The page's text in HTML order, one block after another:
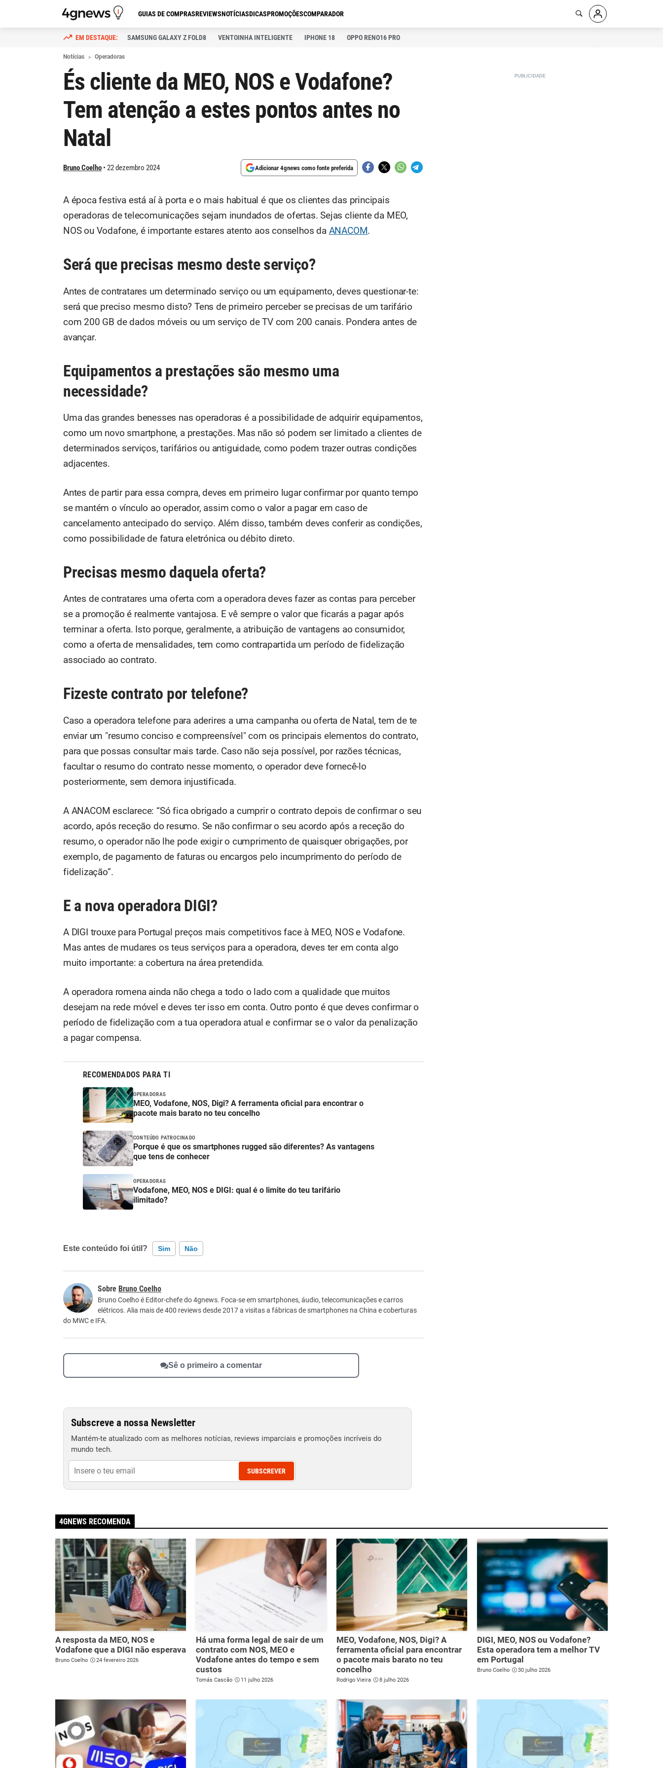
GUIAS DE COMPRASREVIEWSNOTÍCIASDICASPROMOÇÕESCOMPARADOR
SAMSUNG GALAXY Z FOLD8 VENTOINHA INTELIGENTE IPHONE 18 OPPO RENO16 PRO
Notícias Operadoras
És cliente da MEO, NOS e Vodafone?
Tem atenção a estes pontos antes no
Natal
Bruno Coelho 22 dezembro 2024 Adicionar 4gnews como fonte preferida
A época festiva está aí à porta e o mais habitual é que os clientes das principais
operadoras de telecomunicações sejam inundados de ofertas. Sejas cliente da MEO,
NOS ou Vodafone, é importante estares atento aos conselhos da ANACOM.
Será que precisas mesmo deste serviço?
Antes de contratares um determinado serviço ou um equipamento, deves questionar-te:
será que preciso mesmo disto? Tens de primeiro perceber se precisas de um tarifário
com 200 GB de dados móveis ou um serviço de TV com 200 canais. Pondera antes de
avançar.
Equipamentos a prestações são mesmo uma
necessidade?
Uma das grandes benesses nas operadoras é a possibilidade de adquirir equipamentos,
como um novo smartphone, a prestações. Mas não só podem ser limitado a clientes de
determinados serviços, tarifários ou antiguidade, como podem trazer outras condições
adjacentes.
Antes de partir para essa compra, deves em primeiro lugar confirmar por quanto tempo
se mantém o vínculo ao operador, assim como o valor a pagar em caso de
cancelamento antecipado do serviço. Além disso, também deves conferir as condições,
como possibilidade de fatura eletrónica ou débito direto.
Precisas mesmo daquela oferta?
Antes de contratares uma oferta com a operadora deves fazer as contas para perceber
se a promoção é realmente vantajosa. E vê sempre o valor que ficarás a pagar após
terminar a oferta. Isto porque, geralmente, a atribuição de vantagens ao consumidor,
como a oferta de mensalidades, tem como contrapartida um período de fidelização
associado ao contrato.
Fizeste contrato por telefone?
Caso a operadora telefone para aderires a uma campanha ou oferta de Natal, tem de te
enviar um "resumo conciso e compreensível" com os principais elementos do contrato,
para que possas consultar mais tarde. Caso não seja possível, por razões técnicas,
facultar o resumo do contrato nesse momento, o operador deve fornecê-lo
posteriormente, sem demora injustificada.
A ANACOM esclarece: “Só fica obrigado a cumprir o contrato depois de confirmar o seu
acordo, após receção do resumo. Se não confirmar o seu acordo após a receção do
resumo, o operador não lhe pode exigir o cumprimento de quaisquer obrigações, por
exemplo, de pagamento de faturas ou encargos pelo incumprimento do período de
fidelização”.
E a nova operadora DIGI?
A DIGI trouxe para Portugal preços mais competitivos face à MEO, NOS e Vodafone.
Mas antes de mudares os teus serviços para a operadora, deves ter em conta algo
muito importante: a cobertura na área pretendida.
A operadora romena ainda não chega a todo o lado com a qualidade que muitos
desejam na rede móvel e deves ter isso em conta. Outro ponto é que deves confirmar o
período de fidelização com a tua operadora atual e confirmar se o valor da penalização
a pagar compensa.
RECOMENDADOS PARA TI
OPERADORAS
MEO, Vodafone, NOS, Digi? A ferramenta oficial para encontrar o
pacote mais barato no teu concelho
CONTEÚDO PATROCINADO
Porque é que os smartphones rugged são diferentes? As vantagens
que tens de conhecer
OPERADORAS
Vodafone, MEO, NOS e DIGI: qual é o limite do teu tarifário
ilimitado?
Este conteúdo foi útil? Sim Não
Este conteúdo não tem a informação que procuro
Outro
Bruno Coelho
Bruno Coelho é Editor-chefe do 4gnews. Foca-se em smartphones, áudio, telecomunicações e carros
elétricos. Alia mais de 400 reviews desde 2017 a visitas a fábricas de smartphones na China e coberturas
do MWC e IFA.
Sê o primeiro a comentar
Subscreve a nossa Newsletter
Mantém-te atualizado com as melhores notícias, reviews imparciais e promoções incríveis do
mundo tech.
SUBSCREVER
4GNEWS RECOMENDA
A resposta da MEO, NOS e
Vodafone que a DIGI não esperava
Bruno Coelho 24 fevereiro 2026
Há uma forma legal de sair de um
contrato com NOS, MEO e
Vodafone antes do tempo e sem
custos
Tomás Cascão 11 julho 2026
MEO, Vodafone, NOS, Digi? A
ferramenta oficial para encontrar
o pacote mais barato no teu
concelho
Rodrigo Vieira 8 julho 2026
DIGI, MEO, NOS ou Vodafone?
Esta operadora tem a melhor TV
em Portugal
Bruno Coelho 30 julho 2026